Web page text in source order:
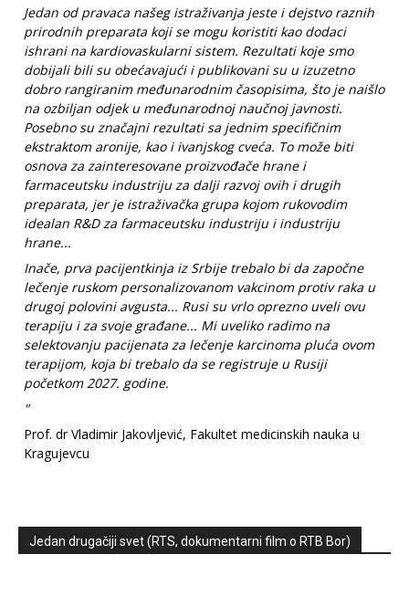
Jedan od pravaca našeg istraživanja jeste i dejstvo raznih
prirodnih preparata koji se mogu koristiti kao dodaci
ishrani na kardiovaskularni sistem. Rezultati koje smo
dobijali bili su obećavajući i publikovani su u izuzetno
dobro rangiranim međunarodnim časopisima, što je naišlo
na ozbiljan odjek u međunarodnoj naučnoj javnosti.
Posebno su značajni rezultati sa jednim specifičnim
ekstraktom aronije, kao i ivanjskog cveća. To može biti
osnova za zainteresovane proizvođače hrane i
farmaceutsku industriju za dalji razvoj ovih i drugih
preparata, jer je istraživačka grupa kojom rukovodim
idealan R&D za farmaceutsku industriju i industriju
hrane...
Inače, prva pacijentkinja iz Srbije trebalo bi da započne
lečenje ruskom personalizovanom vakcinom protiv raka u
drugoj polovini avgusta... Rusi su vrlo oprezno uveli ovu
terapiju i za svoje građane... Mi uveliko radimo na
selektovanju pacijenata za lečenje karcinoma pluća ovom
terapijom, koja bi trebalo da se registruje u Rusiji
početkom 2027. godine.
"
Prof. dr Vladimir Jakovljević, Fakultet medicinskih nauka u
Kragujevcu
Jedan drugačiji svet (RTS, dokumentarni film o RTB Bor)